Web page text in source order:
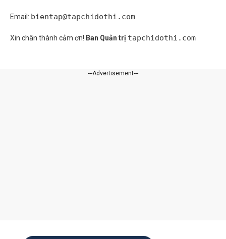
Email: bientap@tapchidothi.com
Xin chân thành cảm ơn! Ban Quản trị tapchidothi.com
---Advertisement---